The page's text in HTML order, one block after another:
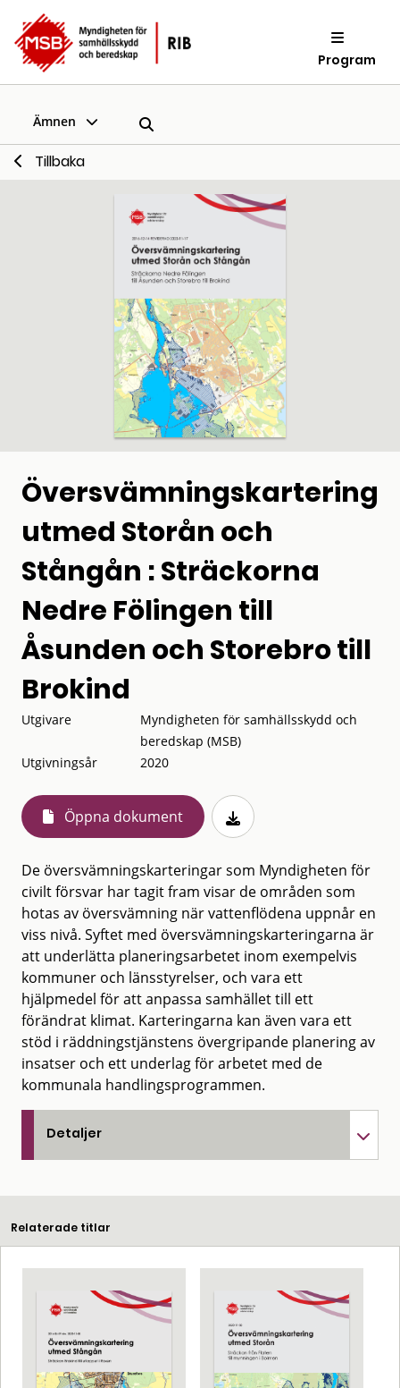
Program
Ämnen
Tillbaka
Översvämningskartering
utmed Storån och
Stångån : Sträckorna
Nedre Fölingen till
Åsunden och Storebro till
Brokind
Utgivare
Myndigheten för samhällsskydd och
beredskap (MSB)
Utgivningsår
2020
Öppna dokument
De översvämningskarteringar som Myndigheten för
civilt försvar har tagit fram visar de områden som
hotas av översvämning när vattenflödena uppnår en
viss nivå. Syftet med översvämningskarteringarna är
att underlätta planeringsarbetet inom exempelvis
kommuner och länsstyrelser, och vara ett
hjälpmedel för att anpassa samhället till ett
förändrat klimat. Karteringarna kan även vara ett
stöd i räddningstjänstens övergripande planering av
insatser och ett underlag för arbetet med de
kommunala handlingsprogrammen.
Detaljer
Relaterade titlar